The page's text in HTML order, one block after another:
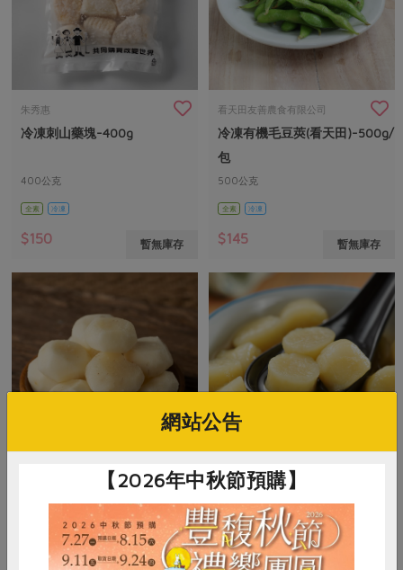
朱秀惠
冷凍刺山藥塊-400g
400公克
全素 冷凍
$150 暫無庫存
看天田友善農食有限公司
冷凍有機毛豆莢(看天田)-500g/
包
500公克
全素 冷凍
$145 暫無庫存
去皮冷凍荸薺-200g
有限責任台北市智立勞動合作社
地瓜圓-200g
200公克
網站公告
【2026年中秋節預購】